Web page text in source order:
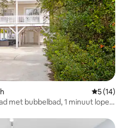
5 (14)
met bubbelbad, 1 minuut lopen